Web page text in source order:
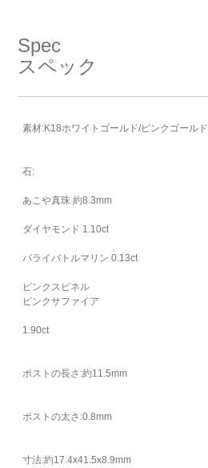
Spec
スペック
素材:K18ホワイトゴールド/ピンクゴールド
石:
あこや真珠 約8.3mm
ダイヤモンド 1.10ct
パライバトルマリン 0.13ct
ピンクスピネル
ピンクサファイア
1.90ct
ポストの長さ:約11.5mm
ポストの太さ:0.8mm
寸法:約17.4x41.5x8.9mm